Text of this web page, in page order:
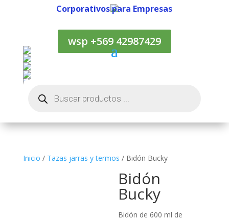
Corporativos para Empresas
wsp +569 42987429
productos
Inicio / Tazas jarras y termos / Bidón Bucky
Bidón
Bucky
Bidón de 600 ml de